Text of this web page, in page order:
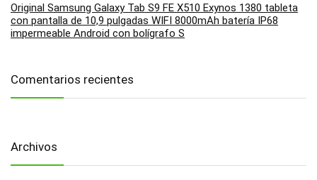
Original Samsung Galaxy Tab S9 FE X510 Exynos 1380 tableta
con pantalla de 10,9 pulgadas WIFI 8000mAh batería IP68
impermeable Android con bolígrafo S
Comentarios recientes
Archivos